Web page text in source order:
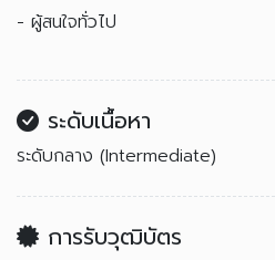
- ผู้สนใจทั่วไป
ระดับเนื้อหา
ระดับกลาง (Intermediate)
การรับวุฒิบัตร